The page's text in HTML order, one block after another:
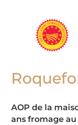
AOP de la
ans fromage